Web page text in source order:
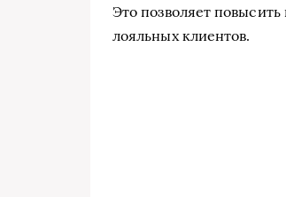
Это позволяет повысить
лояльных клиентов.